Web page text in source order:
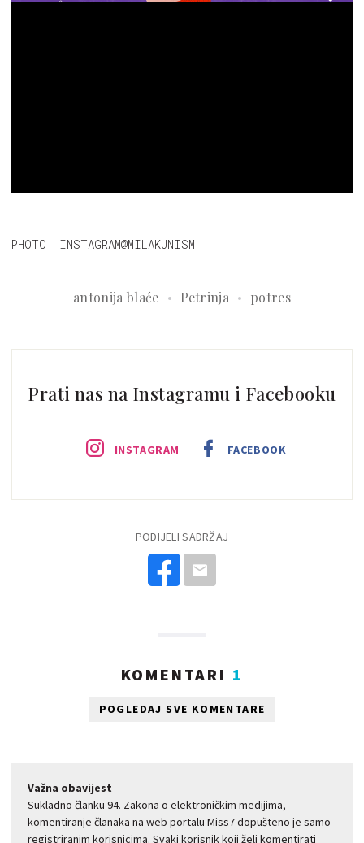
PHOTO: INSTAGRAM@MILAKUNISM
antonija blaće Petrinja potres
Prati nas na Instagramu i Facebooku
INSTAGRAM FACEBOOK
PODIJELI SADRŽAJ
KOMENTARI 1
POGLEDAJ SVE KOMENTARE
Važna obavijest
Sukladno članku 94. Zakona o elektroničkim medijima,
komentiranje članaka na web portalu Miss7 dopušteno je samo
registriranim korisnicima. Svaki korisnik koji želi komentirati